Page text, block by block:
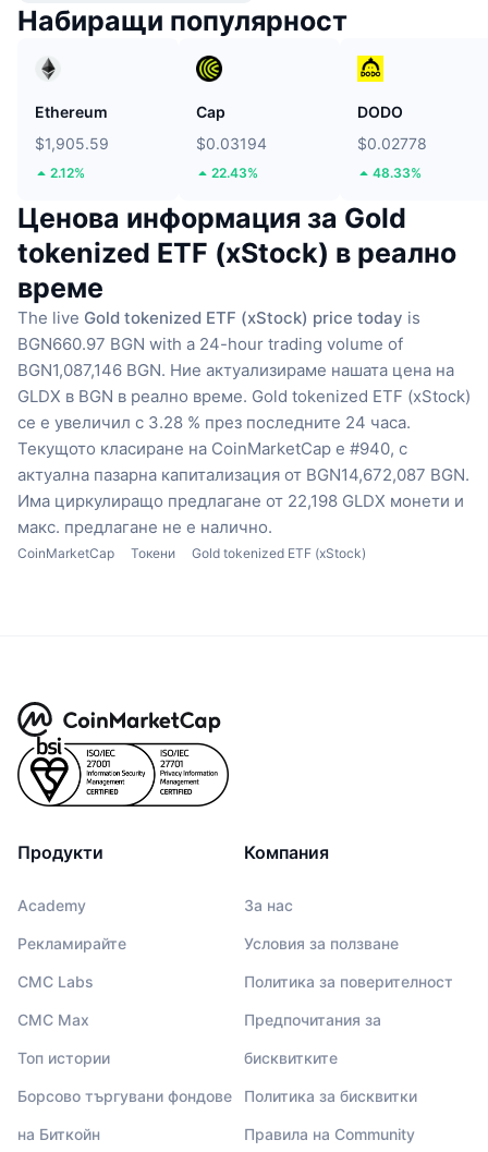
Набиращи популярност
Ethereum
$1,905.59
2.12%
Cap
$0.03194
22.43%
DODO
$0.02778
48.33%
Ценова информация за Gold
tokenized ETF (xStock) в реално
време
The live Gold tokenized ETF (xStock) price today is
BGN660.97 BGN with a 24-hour trading volume of
BGN1,087,146 BGN. Ние актуализираме нашата цена на
GLDX в BGN в реално време. Gold tokenized ETF (xStock)
се е увеличил с 3.28 % през последните 24 часа.
Текущото класиране на CoinMarketCap е #940, с
актуална пазарна капитализация от BGN14,672,087 BGN.
Има циркулиращо предлагане от 22,198 GLDX монети и
макс. предлагане не е налично.
CoinMarketCap Токени Gold tokenized ETF (xStock)
Продукти
Academy
Рекламирайте
CMC Labs
CMC Max
Топ истории
Борсово търгувани фондове
на Биткойн
Компания
За нас
Условия за ползване
Политика за поверителност
Предпочитания за
бисквитките
Политика за бисквитки
Правила на Community